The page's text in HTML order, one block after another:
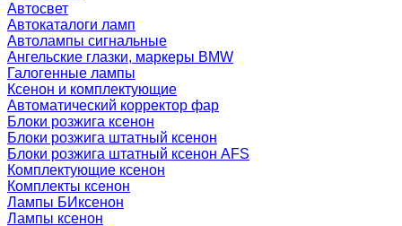
Автосвет
Автокаталоги ламп
Автолампы сигнальные
Ангельские глазки, маркеры BMW
Галогенные лампы
Ксенон и комплектующие
Автоматический корректор фар
Блоки розжига ксенон
Блоки розжига штатный ксенон
Блоки розжига штатный ксенон AFS
Комплектующие ксенон
Комплекты ксенон
Лампы БИксенон
Лампы ксенон